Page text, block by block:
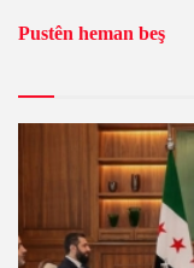
Pustên heman beş